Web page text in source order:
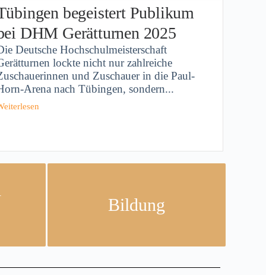
begeistert Publikum
DHM Gerätturnen 2025
Deutsche Hochschulmeisterschaft
lockte nicht nur zahlreiche
und Zuschauer in die Paul-
Arena nach Tübingen, sondern...
Bildung